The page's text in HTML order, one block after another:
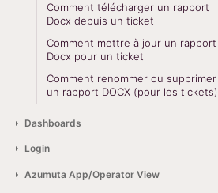
Comment télécharger un rapport
Docx depuis un ticket
Comment mettre à jour un rapport
Docx pour un ticket
Comment renommer ou supprimer
un rapport DOCX (pour les tickets)
Dashboards
Login
Azumuta App/Operator View